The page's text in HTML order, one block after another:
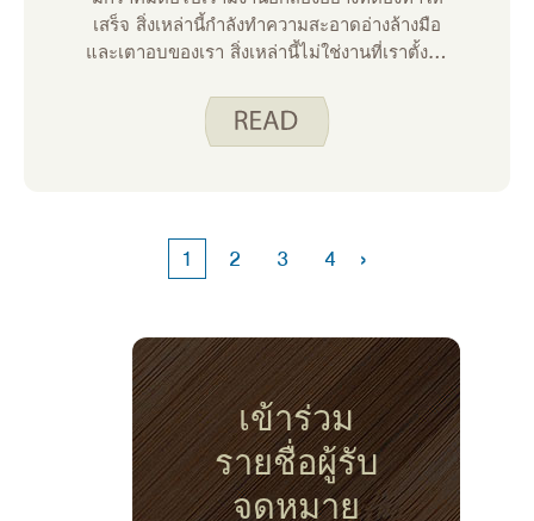
เสร็จ สิ่งเหล่านี้กําลังทําความสะอาดอ่างล้างมือ
และเตาอบของเรา สิ่งเหล่านี้ไม่ใช่งานที่เราตั้งตา
เราก็พร้อมที่จะรับมือกับทุกสิ่งที่ฤดูหนาวนํามาให้
เรา!
1 2 3 4 ›
เข้าร่วม
รายชื่อผู้รับ
จดหมาย